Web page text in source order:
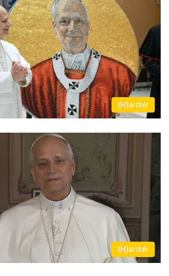
(H)arctér
(H)arctér